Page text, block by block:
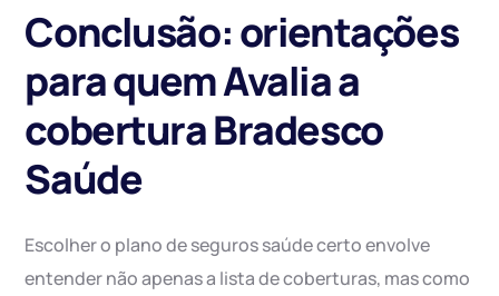
Conclusão: orientações
para quem Avalia a
cobertura Bradesco
Saúde
Escolher o plano de seguros saúde certo envolve
entender não apenas a lista de coberturas, mas como